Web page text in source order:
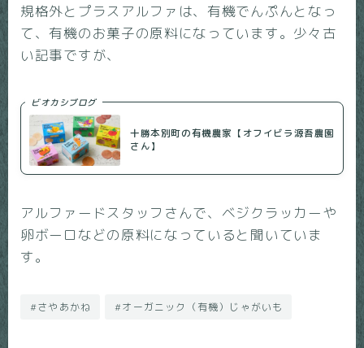
規格外とプラスアルファは、有機でんぷんとなっ
て、有機のお菓子の原料になっています。少々古
い記事ですが、
ビオカシブログ
十勝本別町の有機農家【オフイビラ源吾農園
さん】
アルファードスタッフさんで、ベジクラッカーや
卵ボーロなどの原料になっていると聞いていま
す。
#さやあかね #オーガニック（有機）じゃがいも